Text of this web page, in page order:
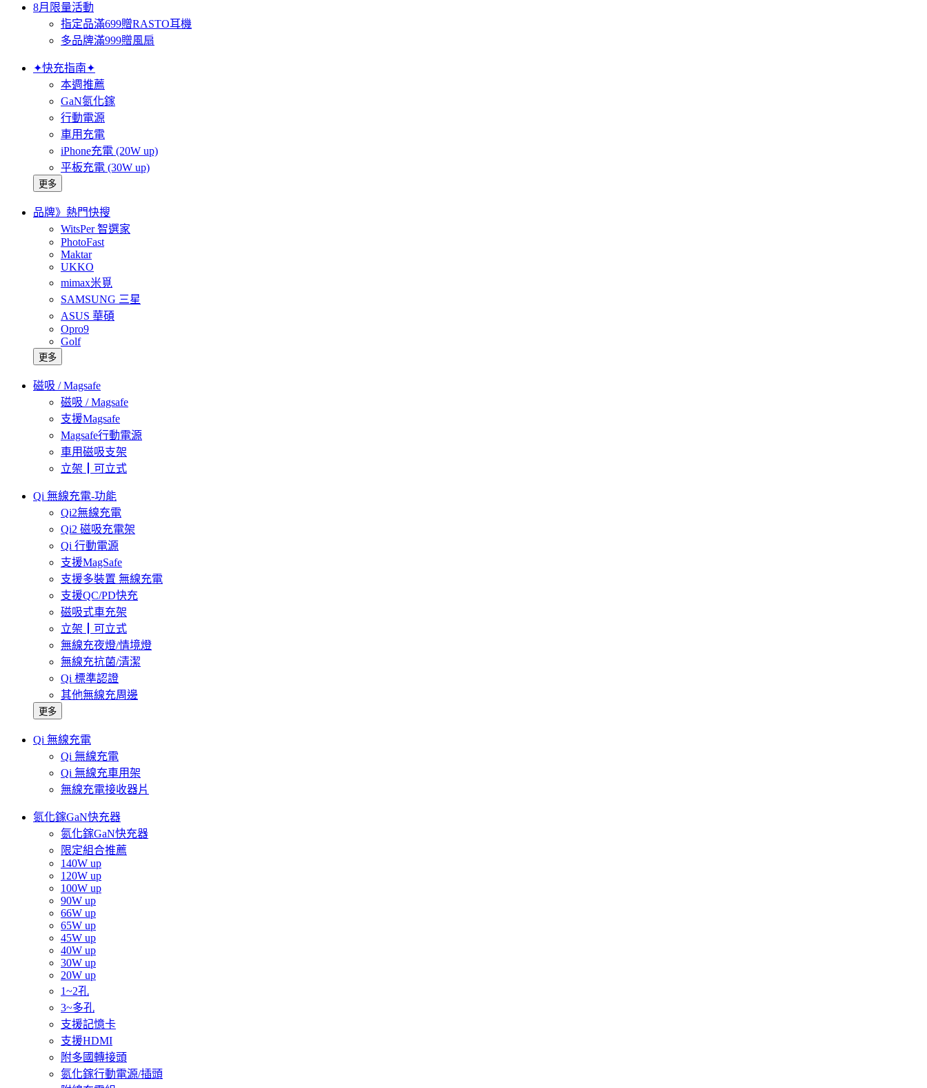
8月限量活動
指定品滿699贈RASTO耳機
多品牌滿999贈風扇
✦快充指南✦
本週推薦
GaN氮化鎵
行動電源
車用充電
iPhone充電 (20W up)
平板充電 (30W up)
更多
品牌》熱門快搜
WitsPer 智選家
PhotoFast
Maktar
UKKO
mimax米覓
SAMSUNG 三星
ASUS 華碩
Opro9
Golf
更多
磁吸 / Magsafe
磁吸 / Magsafe
支援Magsafe
Magsafe行動電源
車用磁吸支架
立架┃可立式
Qi 無線充電-功能
Qi2無線充電
Qi2 磁吸充電架
Qi 行動電源
支援MagSafe
支援多裝置 無線充電
支援QC/PD快充
磁吸式車充架
立架┃可立式
無線充夜燈/情境燈
無線充抗菌/清潔
Qi 標準認證
其他無線充周邊
更多
Qi 無線充電
Qi 無線充電
Qi 無線充車用架
無線充電接收器片
氮化鎵GaN快充器
氮化鎵GaN快充器
限定組合推薦
140W up
120W up
100W up
90W up
66W up
65W up
45W up
40W up
30W up
20W up
1~2孔
3~多孔
支援記憶卡
支援HDMI
附多國轉接頭
氮化鎵行動電源/插頭